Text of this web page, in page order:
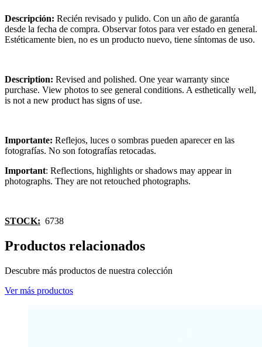
Descripción: Recién revisado y pulido. Con un año de garantía
desde la fecha de compra. Observar fotos para ver estado en general.
Estéticamente bien, no es un producto nuevo, tiene síntomas de uso.
Description: Revised and polished. One year warranty since
purchase. View photos to see general conditions. A esthetically well,
is not a new product has signs of use.
Importante: Reflejos, luces o sombras pueden aparecer en las
fotografías. No son fotografías retocadas.
Important: Reflections, highlights or shadows may appear in
photographs. They are not retouched photographs.
STOCK: 6738
Productos relacionados
Descubre más productos de nuestra colección
Ver más productos